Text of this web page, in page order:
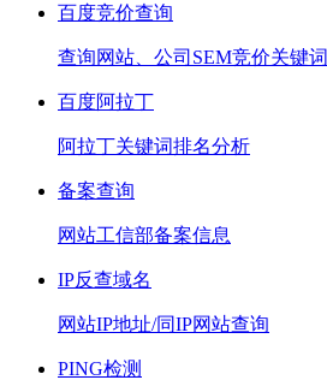
百度竞价查询
查询网站、公司SEM竞价关键词
百度阿拉丁
阿拉丁关键词排名分析
备案查询
网站工信部备案信息
IP反查域名
网站IP地址/同IP网站查询
PING检测